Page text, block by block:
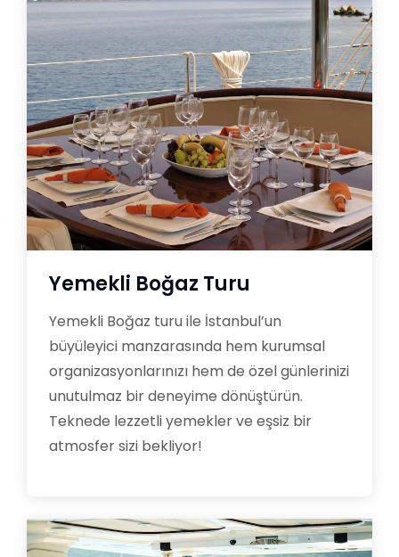
Yemekli Boğaz Turu
Yemekli Boğaz turu ile İstanbul’un
büyüleyici manzarasında hem kurumsal
organizasyonlarınızı hem de özel günlerinizi
unutulmaz bir deneyime dönüştürün.
Teknede lezzetli yemekler ve eşsiz bir
atmosfer sizi bekliyor!